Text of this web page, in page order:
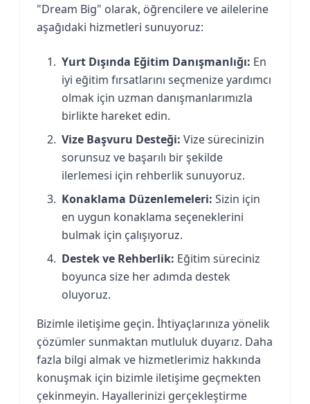
"Dream Big" olarak, öğrencilere ve ailelerine
aşağıdaki hizmetleri sunuyoruz:
Yurt Dışında Eğitim Danışmanlığı: En
iyi eğitim fırsatlarını seçmenize yardımcı
olmak için uzman danışmanlarımızla
birlikte hareket edin.
Vize Başvuru Desteği: Vize sürecinizin
sorunsuz ve başarılı bir şekilde
ilerlemesi için rehberlik sunuyoruz.
Konaklama Düzenlemeleri: Sizin için
en uygun konaklama seçeneklerini
bulmak için çalışıyoruz.
Destek ve Rehberlik: Eğitim süreciniz
boyunca size her adımda destek
oluyoruz.
Bizimle iletişime geçin. İhtiyaçlarınıza yönelik
çözümler sunmaktan mutluluk duyarız. Daha
fazla bilgi almak ve hizmetlerimiz hakkında
konuşmak için bizimle iletişime geçmekten
çekinmeyin. Hayallerinizi gerçekleştirme